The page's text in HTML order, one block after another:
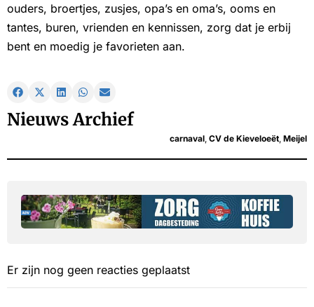
ouders, broertjes, zusjes, opa’s en oma’s, ooms en
tantes, buren, vrienden en kennissen, zorg dat je erbij
bent en moedig je favorieten aan.
Nieuws Archief
carnaval, CV de Kieveloeët, Meijel
Er zijn nog geen reacties geplaatst